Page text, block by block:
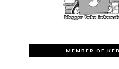
MEMBER OF KEB